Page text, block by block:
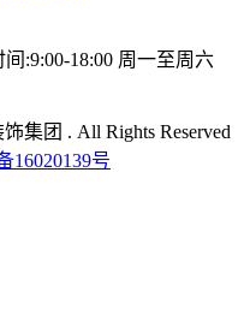
:9:00-18:00 周一至周六
集团 . All Rights Reserved
16020139号